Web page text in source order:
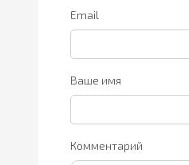
Email
Ваше имя
Комментарий